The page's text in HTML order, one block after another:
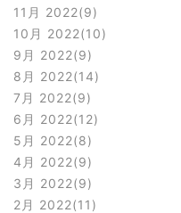
11月 2022 9
10月 2022 10
9月 2022 9
8月 2022 14
7月 2022 9
6月 2022 12
5月 2022 8
4月 2022 9
3月 2022 9
2月 2022 11